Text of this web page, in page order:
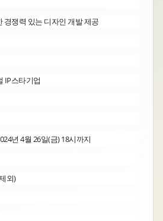
경쟁력 있는 디자인 개발 제공
IP스타기업
년 4월 26일(금) 18시까지
외)